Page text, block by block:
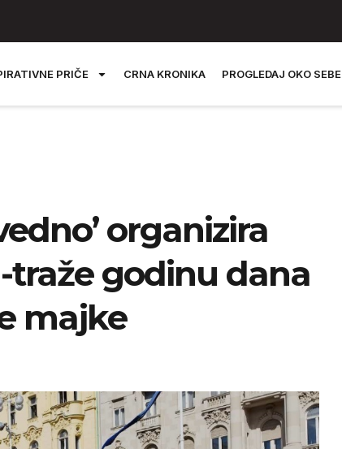
PRIČE CRNA KRONIKA PROGLEDAJ OKO SEBE
organizira
traže godinu dana
majke